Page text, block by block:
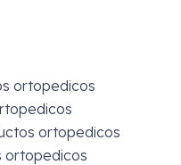
ortopedicos
ortopedicos
ortopedicos